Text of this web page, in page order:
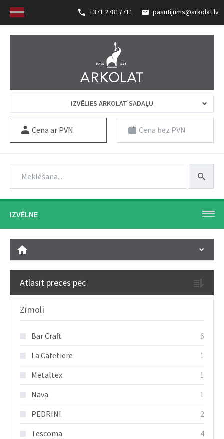
+371 27817711 pasutijums@arkolat.lv
IZVĒLIES ARKOLAT SADAĻU
Cena ar PVN Cena bez PVN
IZVĒLNE
Atlasīt preces pēc
Zīmoli
Bar Craft 6
La Cafetiere 1
Metaltex 1
Nava 1
PEDRINI 2
Tescoma 4